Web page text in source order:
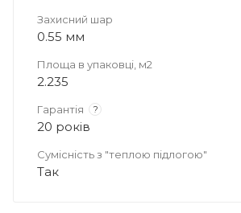
Захисний шар
0.55 мм
Площа в упаковці, м2
2.235
Гарантія ?
20 років
Сумісність з "теплою підлогою"
Так